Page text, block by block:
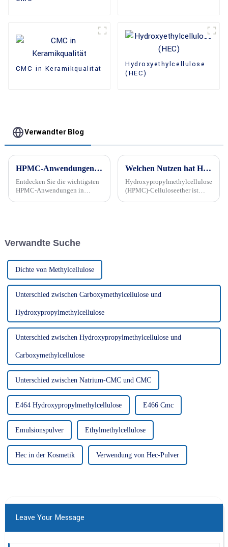
CMC in Keramikqualität
Hydroxyethylcellulose
(HEC)
Verwandter Blog
HPMC-Anwendungen in Waschmitteln
Entdecken Sie die wichtigsten
HPMC-Anwendungen in
ist.
Welchen Nutzen hat HPMC-Celluloseether in der Kosmetik?
Hydroxypropylmethylcellulose
(HPMC)-Celluloseether ist
Verwandte Suche
Dichte von Methylcellulose
Unterschied zwischen Carboxymethylcellulose und
Hydroxypropylmethylcellulose
Unterschied zwischen Hydroxypropylmethylcellulose und
Carboxymethylcellulose
Unterschied zwischen Natrium-CMC und CMC
E464 Hydroxypropylmethylcellulose E466 Cmc
Emulsionspulver Ethylmethylcellulose
Hec in der Kosmetik Verwendung von Hec-Pulver
Leave Your Message